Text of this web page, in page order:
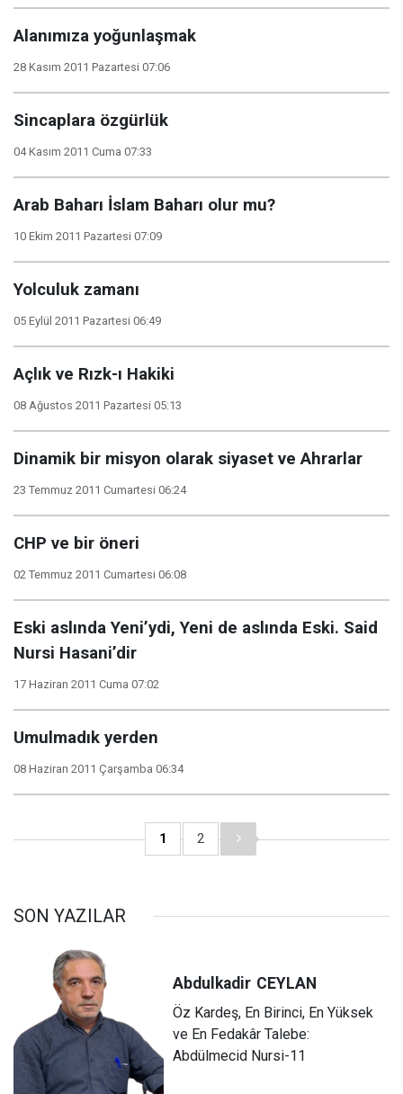
Alanımıza yoğunlaşmak
28 Kasım 2011 Pazartesi 07:06
Sincaplara özgürlük
04 Kasım 2011 Cuma 07:33
Arab Baharı İslam Baharı olur mu?
10 Ekim 2011 Pazartesi 07:09
Yolculuk zamanı
05 Eylül 2011 Pazartesi 06:49
Açlık ve Rızk-ı Hakiki
08 Ağustos 2011 Pazartesi 05:13
Dinamik bir misyon olarak siyaset ve Ahrarlar
23 Temmuz 2011 Cumartesi 06:24
CHP ve bir öneri
02 Temmuz 2011 Cumartesi 06:08
Eski aslında Yeni’ydi, Yeni de aslında Eski. Said
Nursi Hasani’dir
17 Haziran 2011 Cuma 07:02
Umulmadık yerden
08 Haziran 2011 Çarşamba 06:34
1 2
SON YAZILAR
Abdulkadir CEYLAN
Öz Kardeş, En Birinci, En Yüksek
ve En Fedakâr Talebe:
Abdülmecid Nursi-11